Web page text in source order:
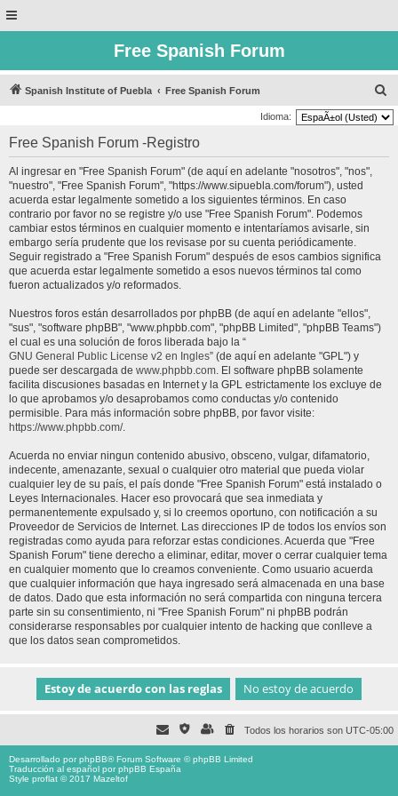
Free Spanish Forum
Spanish Institute of Puebla Free Spanish Forum
u
Idioma:
Free Spanish Forum -Registro
Al ingresar en "Free Spanish Forum" (de aquí en adelante "nosotros", "nos",
"nuestro", "Free Spanish Forum", "https://www.sipuebla.com/forum"), usted
acuerda estar legalmente sometido a los siguientes términos. En caso
contrario por favor no se registre y/o use "Free Spanish Forum". Podemos
cambiar estos términos en cualquier momento e intentaríamos avisarle, sin
embargo sería prudente que los revisase por su cuenta periódicamente.
Seguir registrado a "Free Spanish Forum" después de esos cambios significa
que acuerda estar legalmente sometido a esos nuevos términos tal como
fueron actualizados y/o reformados.
Nuestros foros están desarrollados por phpBB (de aquí en adelante "ellos",
"sus", "software phpBB", "www.phpbb.com", "phpBB Limited", "phpBB Teams")
el cual es una solución de foros liberada bajo la “
GNU General Public License v2 en Ingles” (de aquí en adelante "GPL") y
puede ser descargada de www.phpbb.com. El software phpBB solamente
facilita discusiones basadas en Internet y la GPL estrictamente los excluye de
lo que aprobamos y/o desaprobamos como conductas y/o contenido
permisible. Para más información sobre phpBB, por favor visite:
https://www.phpbb.com/.
Acuerda no enviar ningun contenido abusivo, obsceno, vulgar, difamatorio,
indecente, amenazante, sexual o cualquier otro material que pueda violar
cualquier ley de su país, el país donde "Free Spanish Forum" está instalado o
Leyes Internacionales. Hacer eso provocará que sea inmediata y
permanentemente expulsado y, si lo creemos oportuno, con notificación a su
Proveedor de Servicios de Internet. Las direcciones IP de todos los envíos son
registradas como ayuda para reforzar estas condiciones. Acuerda que "Free
Spanish Forum" tiene derecho a eliminar, editar, mover o cerrar cualquier tema
en cualquier momento que lo creamos conveniente. Como usuario acuerda
que cualquier información que haya ingresado será almacenada en una base
de datos. Dado que esta información no será compartida con ninguna tercera
parte sin su consentimiento, ni "Free Spanish Forum" ni phpBB podrán
considerarse responsables por cualquier intento de hacking que conlleve a
que los datos sean comprometidos.
Todos los horarios son UTC-05:00
Desarrollado porphpBB® Forum Software © phpBB Limited
Traducción al español porphpBB España
Style proflat © 2017 Mazeltof